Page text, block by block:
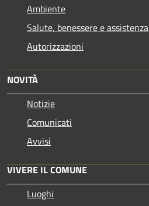
Ambiente
Salute, benessere e assistenza
Autorizzazioni
NOVITÀ
Notizie
Comunicati
Avvisi
VIVERE IL COMUNE
Luoghi